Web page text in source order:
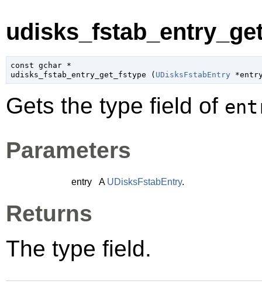
const gchar *
udisks_fstab_entry_get_fstype ( UDisksFstabEntry
Gets the type field of
Parameters
entry A UDisksFstabEntry.
Returns
The type field.